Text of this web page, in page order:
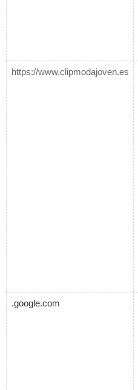
https://www.clipmodajoven.es
.google.com